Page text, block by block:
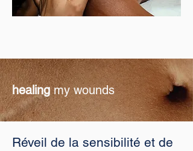
healingmy wounds
Réveil de la sensibilité et de